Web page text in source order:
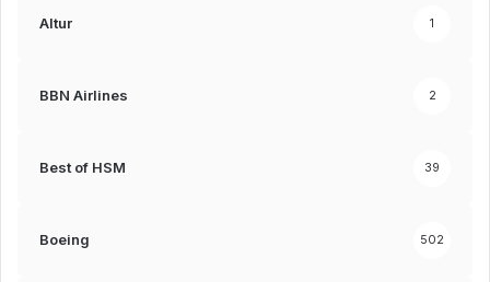
Altur 1
BBN Airlines 2
Best of HSM 39
Boeing 502